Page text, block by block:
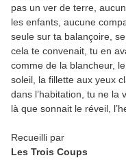
pas un ver de terre,
les enfants, aucune
seule sur ta balançoire,
cela te convenait, tu en
comme de la blancheur,
soleil, la fillette aux yeux
dans l’habitation, tu ne la
là que sonnait le réveil,
Recueilli par
Les Trois Coups